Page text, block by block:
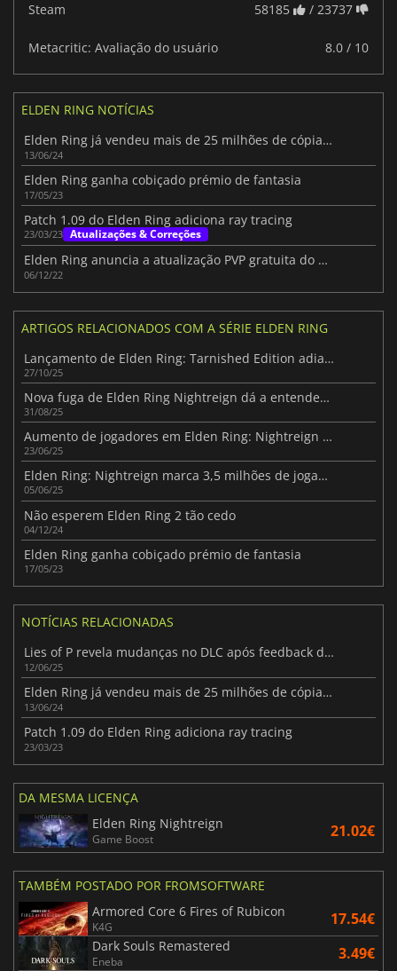
Steam 58185 / 23737
Metacritic: Avaliação do usuário 8.0 / 10
ELDEN RING NOTÍCIAS
Elden Ring já vendeu mais de 25 milhões de cópias em todo o mundo
13/06/24
Elden Ring ganha cobiçado prémio de fantasia
17/05/23
Patch 1.09 do Elden Ring adiciona ray tracing
23/03/23 Atualizações & Correções
Elden Ring anuncia a atualização PVP gratuita do Coliseu
06/12/22
ARTIGOS RELACIONADOS COM A SÉRIE ELDEN RING
Lançamento de Elden Ring: Tarnished Edition adiado para 2026 para otimização
27/10/25
Nova fuga de Elden Ring Nightreign dá a entender um modo interminável de classificação
31/08/25
Aumento de jogadores em Elden Ring: Nightreign após atualização de bosses
23/06/25
Elden Ring: Nightreign marca 3,5 milhões de jogadores com uma grande revelação
05/06/25
Não esperem Elden Ring 2 tão cedo
04/12/24
Elden Ring ganha cobiçado prémio de fantasia
17/05/23
NOTÍCIAS RELACIONADAS
Lies of P revela mudanças no DLC após feedback dos jogadores
12/06/25
Elden Ring já vendeu mais de 25 milhões de cópias em todo o mundo
13/06/24
Patch 1.09 do Elden Ring adiciona ray tracing
23/03/23
DA MESMA LICENÇA
Elden Ring Nightreign
Game Boost 21.02€
TAMBÉM POSTADO POR FROMSOFTWARE
Armored Core 6 Fires of Rubicon
K4G 17.54€
Dark Souls Remastered
Eneba 3.49€